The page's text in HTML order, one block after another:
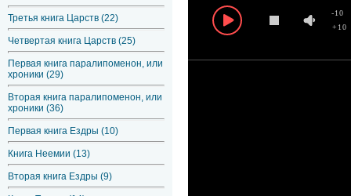
Третья книга Царств (22)
Четвертая книга Царств (25)
Первая книга паралипоменон, или
хроники (29)
Вторая книга паралипоменон, или
хроники (36)
Первая книга Ездры (10)
Книга Неемии (13)
Вторая книга Ездры (9)
+10
-10